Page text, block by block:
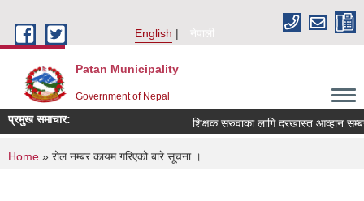
English
नेपाली
Patan Municipality
Government of Nepal
प्रमुख समाचार: शिक्षक सरुवाका लागि दरखास्त आव्हान
You are here
Home » रोल नम्बर कायम गरिएको बारे सूचना ।